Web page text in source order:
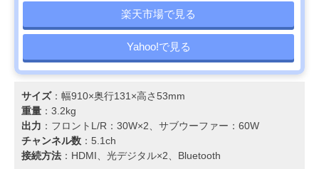
楽天市場で見る
Yahoo!で見る
サイズ：幅910×奥行131×高さ53mm
重量 ：3.2kg
出力 ：フロントL/R：30W×2、サブウーファー：60W
チャンネル数 ：5.1ch
接続方法 ：HDMI、光デジタル×2、Bluetooth